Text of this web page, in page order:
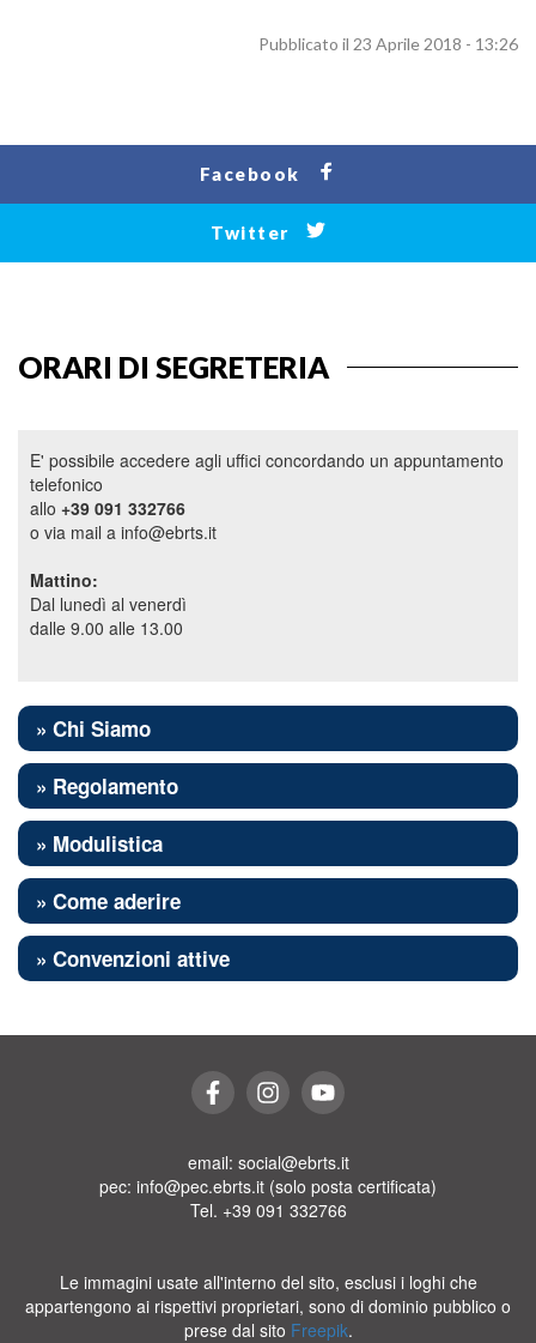
Pubblicato il 23 Aprile 2018 - 13:26
Facebook
Twitter
ORARI DI SEGRETERIA
E' possibile accedere agli uffici concordando un appuntamento
telefonico
allo +39 091 332766
o via mail a info@ebrts.it
Mattino:
Dal lunedì al venerdì
dalle 9.00 alle 13.00
» Chi Siamo
» Regolamento
» Modulistica
» Come aderire
» Convenzioni attive
email: social@ebrts.it
pec: info@pec.ebrts.it (solo posta certificata)
Tel. +39 091 332766
Le immagini usate all'interno del sito, esclusi i loghi che
appartengono ai rispettivi proprietari, sono di dominio pubblico o
prese dal sito Freepik.